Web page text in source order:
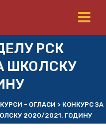
РСК
ШКОЛСКУ
- ОГЛАСИ > КОНКУРС ЗА
2020/2021. ГОДИНУ